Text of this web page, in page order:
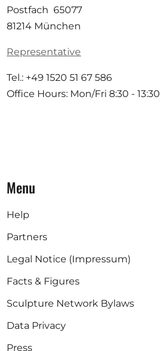
Postfach 65077
81214 München
Representative
Tel.: +49 1520 51 67 586
Office Hours: Mon/Fri 8:30 - 13:30
Menu
Help
Partners
Legal Notice (Impressum)
Facts & Figures
Sculpture Network Bylaws
Data Privacy
Press